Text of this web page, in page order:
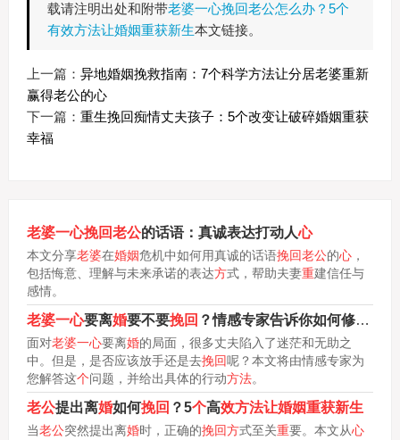
载请注明出处和附带老婆一心挽回老公怎么办？5个
有效方法让婚姻重获新生本文链接。
上一篇： 异地婚姻挽救指南：7个科学方法让分居老婆重新
赢得老公的心
下一篇： 重生挽回痴情丈夫孩子：5个改变让破碎婚姻重获
幸福
老婆一心挽回老公的话语：真诚表达打动人心
本文分享老婆在婚姻危机中如何用真诚的话语挽回老公的心，
包括悔意、理解与未来承诺的表达方式，帮助夫妻重建信任与
感情。
老婆一心要离婚要不要挽回 ？情感专家告诉你如何修复关系
面对老婆一心要离婚的局面，很多丈夫陷入了迷茫和无助之
中。但是，是否应该放手还是去挽回呢？本文将由情感专家为
您解答这个问题，并给出具体的行动方法。
老公提出离婚如何挽回 ？5个高效方法让婚姻重获新生
当老公突然提出离婚时，正确的挽回方式至关重要。本文从心